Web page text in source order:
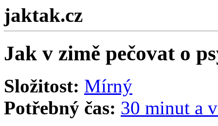
jaktak.cz
Jak v zimě pečovat o
Složitost: Mírný
Potřebný čas: 30 minut a